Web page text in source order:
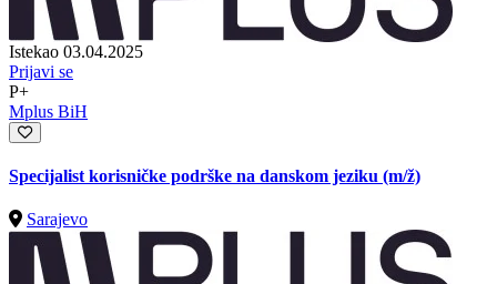
Istekao 03.04.2025
Prijavi se
P+
Mplus BiH
Specijalist korisničke podrške na danskom jeziku (m/ž)
Sarajevo